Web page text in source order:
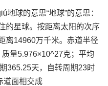
地球的意思“地球”的意思：
的星球。按距离太阳的次序
离14960万千米。赤道半径
量5.976×10^27克；平均
365.25天，自转周期23时
道面相交成